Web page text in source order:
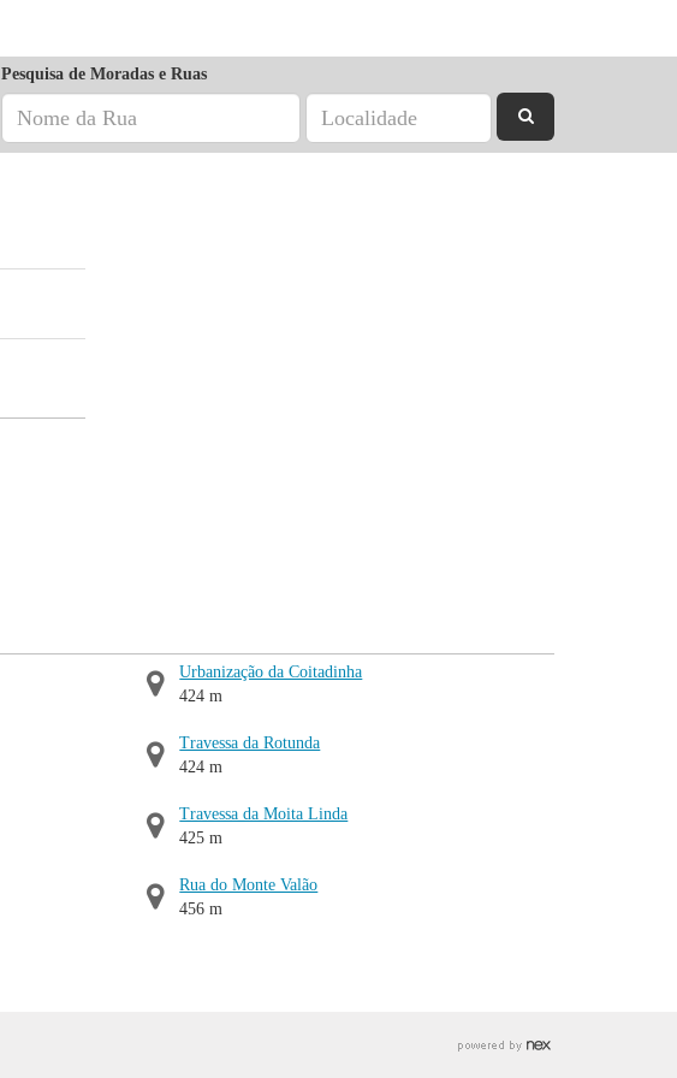
Pesquisa de Moradas e Ruas
Urbanização da Coitadinha
424 m
Travessa da Rotunda
424 m
Travessa da Moita Linda
425 m
Rua do Monte Valão
456 m